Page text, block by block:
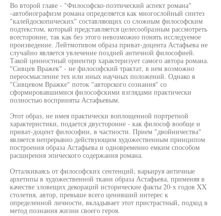
Во второй главе - "Философско-поэтический аспект романа"
-автобиографизм романа определяется как многослойный синтез
"калейдоскопических" составляющих со сложным философским
подтекстом, который представляется целесообразным рассмотреть
всесторонне, так как без этого невозможно понять исследуемое
произведение. Лейтмотивом образа приват-доцента Астафьева не
случайно является увлечение поздней античной философией.
Такой ценностный ориентир характеризует самого автора романа.
"Сивцев Вражек" - не философский трактат, в нем возможно
переосмысление тех или иных научных положений. Однако в
"Сивцевом Вражке" поток "авторского сознания" со
сформировавшимися философскими взглядами практически
полностью восприняты Астафьевым.
Этот образ, не имея практически воплощенной портретной
характеристики, подается двусторонне - как философ вообще и
приват-доцент философии, в частности. Прием "двойничества"
является непрерывно действующим художественным принципом
построения образа Астафьева и одновременно емким способом
расширения эпического содержания романа.
Отталкиваясь от философских сентенций, варьируя античные
архетипы в художественной ткани образа Астафьева, применяя в
качестве зловещих декораций исторические факты 20-х годов XX
столетия, автор, превыше всего ценивший интерес к
определенной личности, вкладывает этот пристрастный, подход в
метод познания жизни своего героя.